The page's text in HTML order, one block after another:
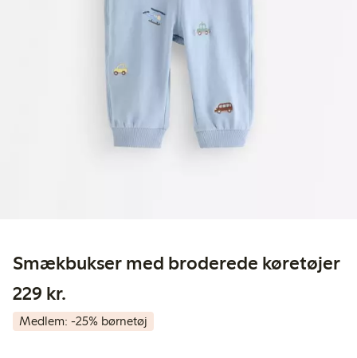
Smækbukser med broderede køretøjer
229 kr.
Medlem: -25% børnetøj